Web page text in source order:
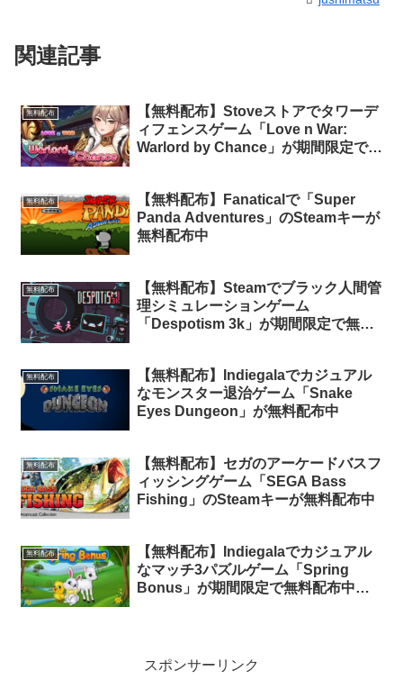
関連記事
無料配布
【無料配布】Stoveストアでタワーデ
ィフェンスゲーム「Love n War:
Warlord by Chance」が期間限定で無
無料配布
【無料配布】Fanaticalで「Super
Panda Adventures」のSteamキーが
無料配布中
無料配布
【無料配布】Steamでブラック人間管
理シミュレーションゲーム
「Despotism 3k」が期間限定で無料
無料配布
【無料配布】Indiegalaでカジュアル
なモンスター退治ゲーム「Snake
Eyes Dungeon」が無料配布中
無料配布
【無料配布】セガのアーケードバスフ
ィッシングゲーム「SEGA Bass
Fishing」のSteamキーが無料配布中
無料配布
【無料配布】Indiegalaでカジュアル
なマッチ3パズルゲーム「Spring
Bonus」が期間限定で無料配布中
スポンサーリンク